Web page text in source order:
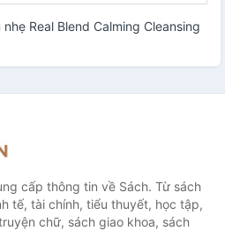
Real Blend Calming Cleansing
cấp thông tin về Sách. Từ sách
tế, tài chính, tiểu thuyết, học tập,
chữ, sách giao khoa, sách